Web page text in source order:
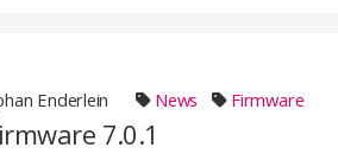
Enderlein News Firmware
7.0.1